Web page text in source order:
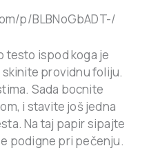
p/BLBNoGbADT-/
testo ispod koga je
providnu foliju.
Sada bocnite
i stavite još jedna
Na taj papir sipajte
podigne pri pečenju.